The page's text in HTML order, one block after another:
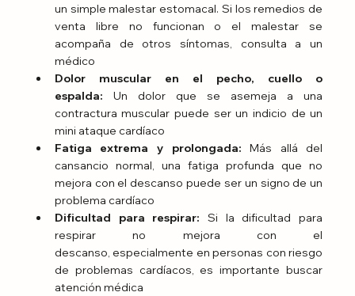
un simple malestar estomacal. Si los remedios de
venta libre no funcionan o el malestar se
acompaña de otros síntomas, consulta a un
médico
Dolor muscular en el pecho, cuello o
espalda: Un dolor que se asemeja a una
contractura muscular puede ser un indicio de un
mini ataque cardíaco
Fatiga extrema y prolongada: Más allá del
cansancio normal, una fatiga profunda que no
mejora con el descanso puede ser un signo de un
problema cardíaco
Dificultad para respirar: Si la dificultad para
respirar no mejora con el
descanso, especialmente en personas con riesgo
de problemas cardíacos, es importante buscar
atención médica